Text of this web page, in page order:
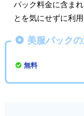
パック料金に含ま
とを気にせずに利
美服パック
無料